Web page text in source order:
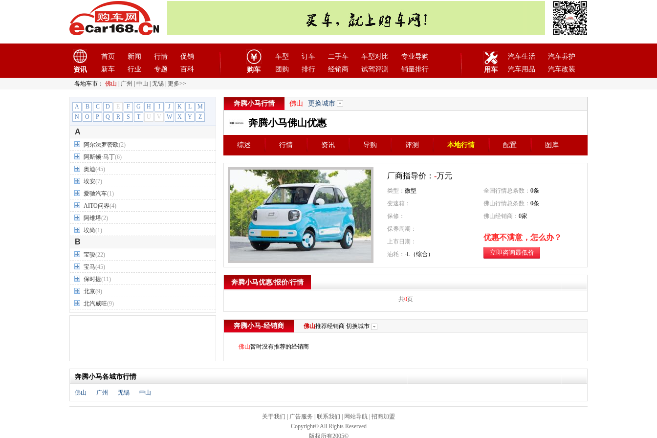
资讯
首页 新闻 行情
促销
新车
行业 专题 百科 购车
车型 订车 二手车 车型对比
专业导购
团购
排行 经销商 试驾评测 销量排行 用车
汽车生活
汽车养护
汽车用品
汽车改装
各地车市： 佛山 广州 中山 无锡 更多>>
A B C D E F G H I J K L
M
N
O P Q R S T U V W X Y Z
A
阿尔法罗密欧(2)
阿斯顿·马丁(6)
奥迪(45)
埃安(7)
爱驰汽车(1)
AITO问界(4)
阿维塔(2)
埃尚(1)
B
宝骏(22)
宝马(45)
保时捷(11)
北京(9)
北汽威旺(9)
北汽制造(7)
别克(24)
宾利
(5)
比亚迪(56)
奔腾小马行情 佛山 更换城市
奔腾小马佛山优惠
综述 行情 资讯 导购 评测 本地行情 配置 图库
厂商指导价： -万元
类型： 微型 全国行情总条数： 0条
变速箱：
佛山行情总条数： 0条
保修：
佛山经销商： 0家
保养周期：
优惠不满意，怎么办？
上市日期：
油耗： -L（综合）
奔腾小马优惠/报价/行情
共0页
奔腾小马-经销商 佛山推荐经销商 切换城市
佛山暂时没有推荐的经销商
奔腾小马各城市行情
佛山 广州 无锡 中山
关于我们 广告服务 联系我们 网站导航 招商加盟
Copyright© All Rights Reserved
版权所有2005©